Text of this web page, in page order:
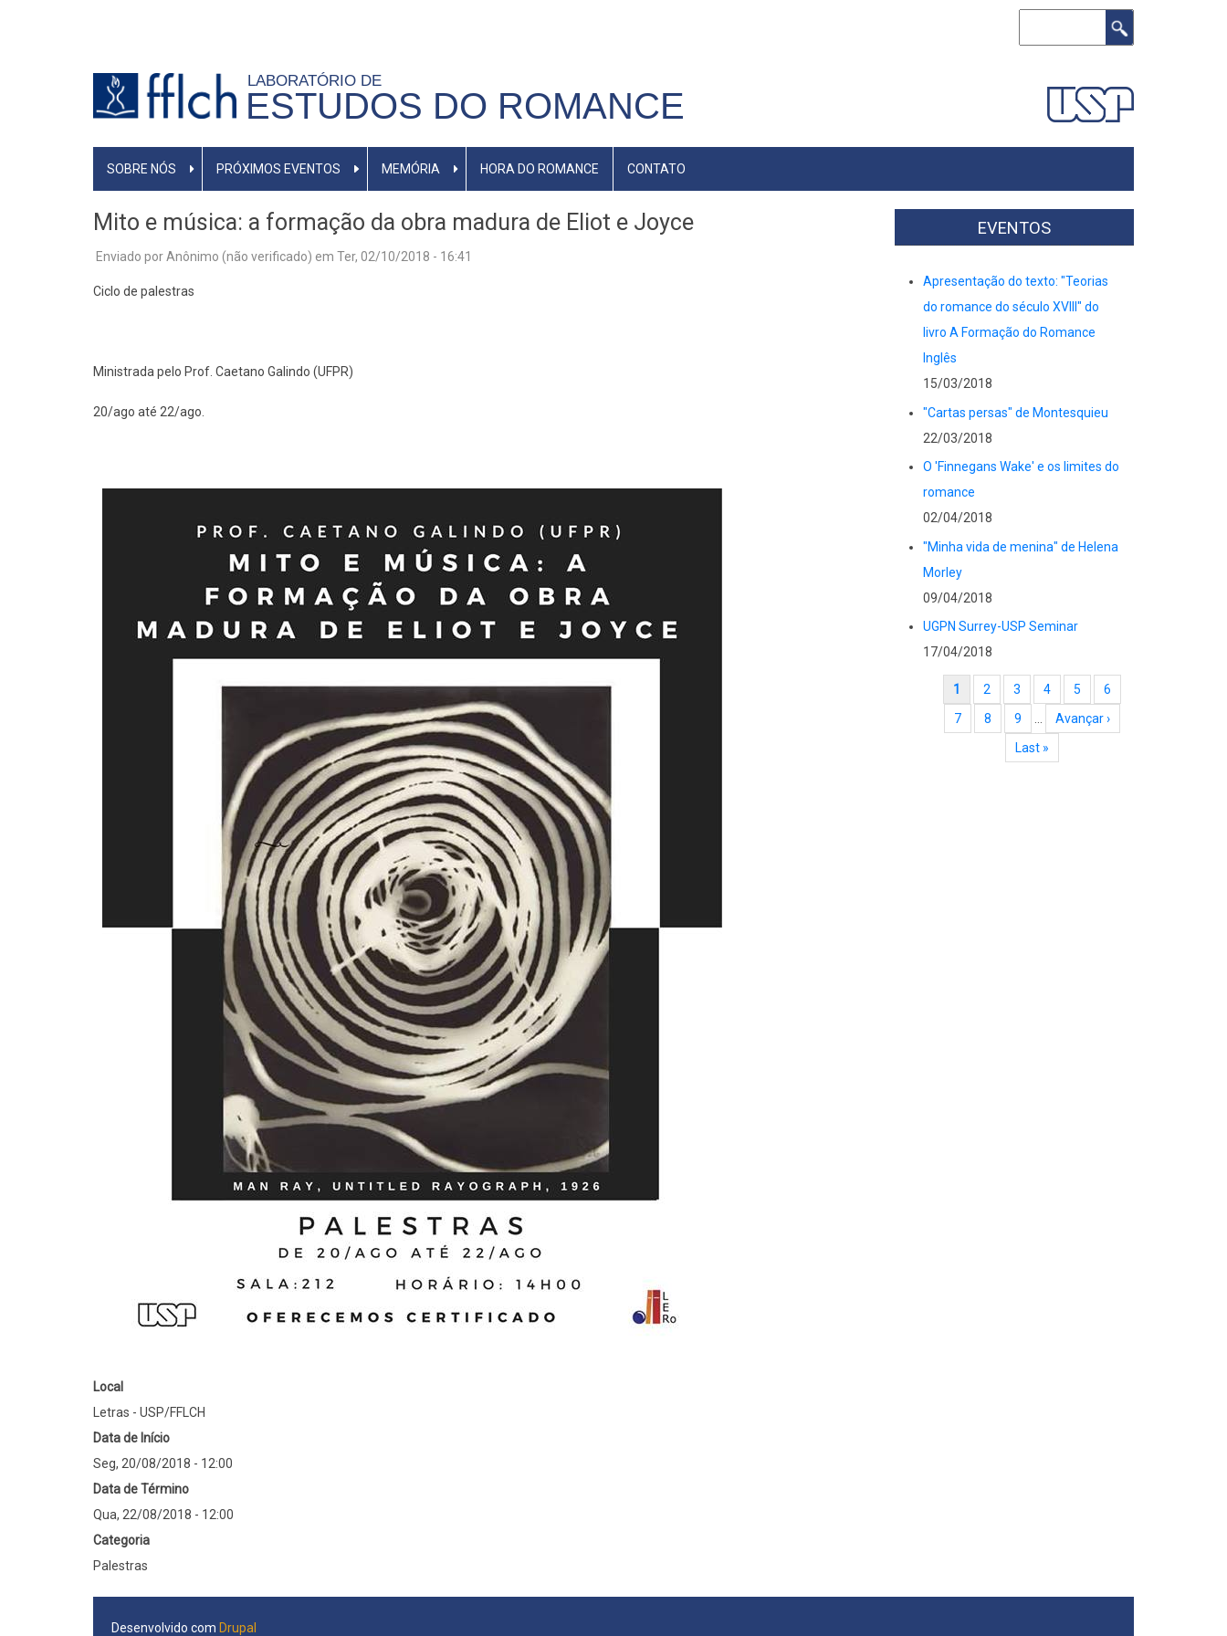
LABORATÓRIO DE
ESTUDOS DO ROMANCE
MAIN
SOBRE NÓS PRÓXIMOS EVENTOS MEMÓRIA HORA DO ROMANCE CONTATO
Mito e música: a formação da obra madura de Eliot e Joyce
Enviado porAnônimo (não verificado) em Ter, 02/10/2018 - 16:41
Ciclo de palestras
Ministrada pelo Prof. Caetano Galindo (UFPR)
20/ago até 22/ago.
Local
Letras - USP/FFLCH
Data de Início
Seg, 20/08/2018 - 12:00
Data de Término
Qua, 22/08/2018 - 12:00
Categoria
Palestras
EVENTOS
Apresentação do texto: "Teorias
do romance do século XVIII" do
livro A Formação do Romance
Inglês
15/03/2018
"Cartas persas" de Montesquieu
22/03/2018
O 'Finnegans Wake' e os limites do
romance
02/04/2018
"Minha vida de menina" de Helena
Morley
09/04/2018
UGPN Surrey-USP Seminar
17/04/2018
Paginação
Página atual
1 Page
2 Page
3 Page
4 Page
5 Page
6
Page
7 Page
8 Page
9 Próxima página
Avançar ›
Última página
Last »
Desenvolvido com Drupal